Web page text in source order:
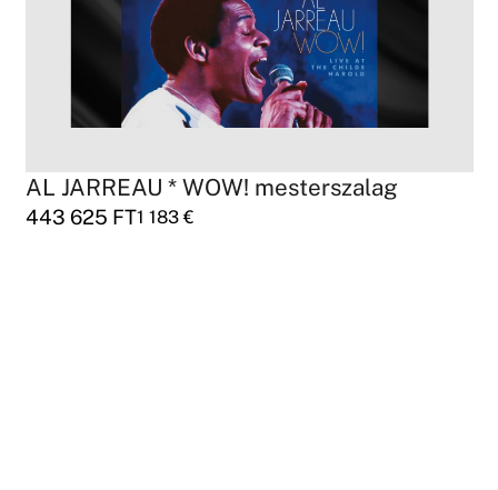
AL JARREAU * WOW! mesterszalag
443 625 FT1 183€